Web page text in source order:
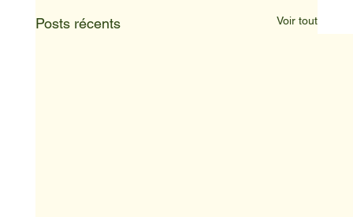
Posts récents Voir tout